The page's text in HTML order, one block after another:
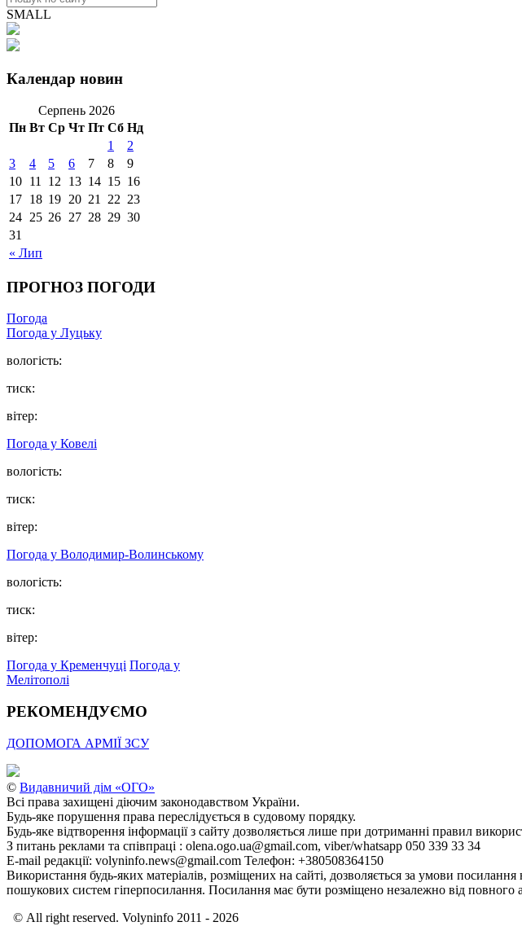
SMALL
Календар новин
Серпень 2026
Пн Вт Ср Чт Пт Сб Нд
« Лип
1
2
3
4 5 6 7 8
9
10 11 12 13 14 15 16
17 18 19 20 21 22 23
24 25 26 27 28 29 30
31
ПРОГНОЗ ПОГОДИ
Погода
Погода у Луцьку
вологість:
тиск:
вітер:
Погода у Ковелі
вологість:
тиск:
вітер:
Погода у Володимир-Волинському
вологість:
тиск:
вітер:
Погода у Кременчуці Погода у
Мелітополі
РЕКОМЕНДУЄМО
ДОПОМОГА АРМІЇ ЗСУ
© Видавничий дім «ОГО»
Всі права захищені діючим законодавством України.
Будь-яке порушення права переслідується в судовому порядку.
Будь-яке відтворення інформації з сайту дозволяється лише при дотриманні правил
З питань реклами та співпраці : olena.ogo.ua@gmail.com, viber/whatsapp 050 339 33 34
E-mail редакції: volyninfo.news@gmail.com Телефон: +380508364150
Використання будь-яких матеріалів, розміщених на сайті, дозволяється за умови
пошукових систем гіперпосилання. Посилання має бути розміщено незалежно від повного
© All right reserved. Volyninfo 2011 - 2026